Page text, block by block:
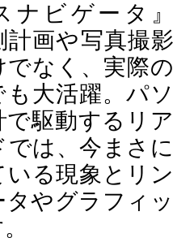
ナビゲータ』
計画や写真撮影
でなく、実際の
も大活躍。パソ
で駆動するリア
では、今まさに
いる現象とリン
タやグラフィッ